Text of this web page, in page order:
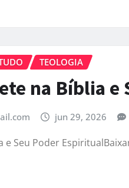
TEOLOGIA
na Bíblia
jun 29, 2026
e Seu Poder